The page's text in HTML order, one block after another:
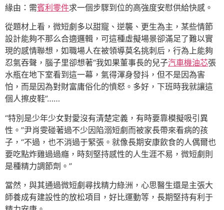
緣由：需賓利零件求一個步驟到位的高強度安慰供給快感。
從題材上看，微短劇多以甜寵、逆襲、更生為主，某些情節
設計能夠不那么合適邏輯，可這種虛擬場景卻滿足了難以實
現的感情聯想，如職場人在被領導莫名挑刺后，行為上能夠
忍氣吞聲，腦子里卻想著“我如果董事長的兒子汽車機油芯張
水瓶在地下室看到這一幕，氣得渾身發抖，但不是因為害
怕，而是因為對財富庸俗化的憤怒。多好，下班時我就讓這
個人擦皮鞋”……
“特別是少年少女對愛沒有清楚定義，有時要靠模擬吸引異
性。”尹肖雯碰著過不少因陷溺短劇而被家長帶來看病的孩
子，“不過，也不消過于緊張。就像長期安康飲食的人偶爾也
要吃點炸雞過過癮，時刻堅持感性的人生涯不易，微短劇則
是種精力調節劑。”
當然，與其通過微短劇尋找精力綠洲，心思醫生還是主張大
師養成有建設性的放松項目，好比運動等，長期堅持有利于